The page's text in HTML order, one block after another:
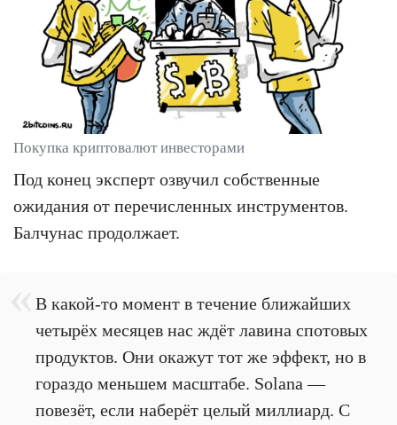
Покупка криптовалют инвесторами
Под конец эксперт озвучил собственные
ожидания от перечисленных инструментов.
Балчунас продолжает.
В какой-то момент в течение ближайших
четырёх месяцев нас ждёт лавина спотовых
продуктов. Они окажут тот же эффект, но в
гораздо меньшем масштабе. Solana —
повезёт, если наберёт целый миллиард. С